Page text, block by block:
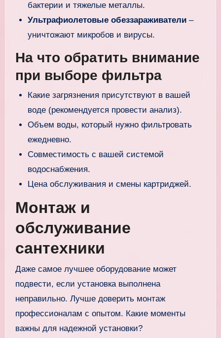
бактерии и тяжелые металлы.
Ультрафиолетовые обеззараживатели –
уничтожают микробов и вирусы.
На что обратить внимание
при выборе фильтра
Какие загрязнения присутствуют в вашей
воде (рекомендуется провести анализ).
Объем воды, который нужно фильтровать
ежедневно.
Совместимость с вашей системой
водоснабжения.
Цена обслуживания и смены картриджей.
Монтаж и
обслуживание
сантехники
Даже самое лучшее оборудование может
подвести, если установка выполнена
неправильно. Лучше доверить монтаж
профессионалам с опытом. Какие моменты
важны для надежной установки?